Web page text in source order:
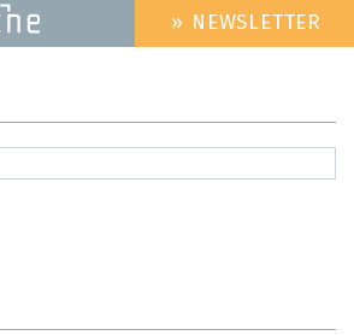
HEADER
MENU
» NEWSLETTER